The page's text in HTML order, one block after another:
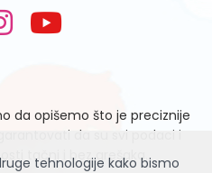
tehnologije kako bismo
da opišemo što je preciznije
da su svi podaci i
tačni i bez grešaka.